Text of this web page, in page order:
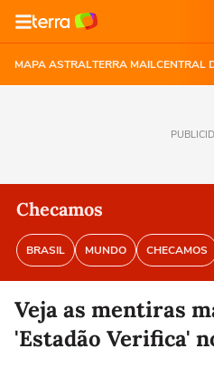
MAPA ASTRALTERRA MAILCENTRAL
Checamos
BRASIL MUNDO CHECAMOS
Veja as mentiras
'Estadão Verifica'